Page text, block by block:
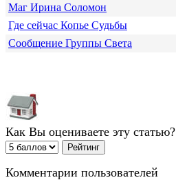
Маг Ирина Соломон
Где сейчас Копье Судьбы
Сообщение Группы Света
Как Вы оцениваете эту статью?
Комментарии пользователей